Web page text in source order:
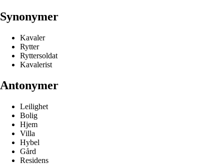
Synonymer
Kavaler
Rytter
Ryttersoldat
Kavalerist
Antonymer
Leilighet
Bolig
Hjem
Villa
Hybel
Gård
Residens